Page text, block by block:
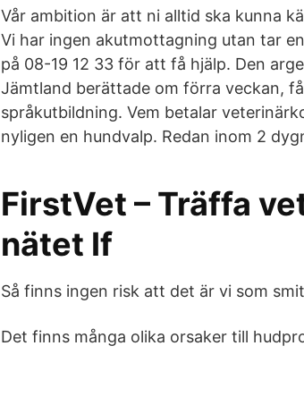
Vår ambition är att ni alltid ska kunna
Vi har ingen akutmottagning utan tar
på 08-19 12 33 för att få hjälp. Den
Jämtland berättade om förra veckan,
språkutbildning. Vem betalar
nyligen en hundvalp. Redan inom 2
FirstVet – Träffa
nätet If
Så finns ingen risk att det är vi som
Det finns många olika orsaker till